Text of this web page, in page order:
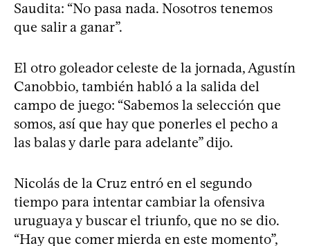
Saudita: “No pasa nada. Nosotros tenemos
que salir a ganar”.
El otro goleador celeste de la jornada, Agustín
Canobbio, también habló a la salida del
campo de juego: “Sabemos la selección que
somos, así que hay que ponerles el pecho a
las balas y darle para adelante” dijo.
Nicolás de la Cruz entró en el segundo
tiempo para intentar cambiar la ofensiva
uruguaya y buscar el triunfo, que no se dio.
“Hay que comer mierda en este momento”,